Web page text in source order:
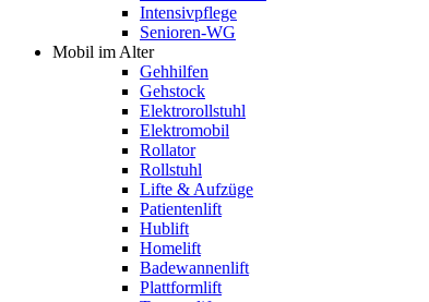
Intensivpflege
Senioren-WG
Mobil im Alter
Gehhilfen
Gehstock
Elektrorollstuhl
Elektromobil
Rollator
Rollstuhl
Lifte & Aufzüge
Patientenlift
Hublift
Homelift
Badewannenlift
Plattformlift